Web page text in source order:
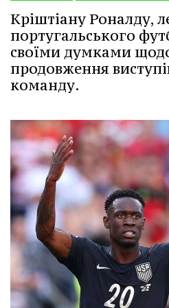
Кріштіану Роналду,
португальського
своїми думками
продовження
команду.